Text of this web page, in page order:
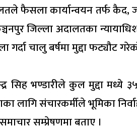
फैसला कार्यान्वयन तर्फ कैद,
जिल्ला अदालतका
चालु बर्षमा मुद्दा फट्यौट
सिह भण्डारीले कुल मुद्दा
लागि संचारकर्मीले भूमिका
सम्प्रेषणमा बताए ।